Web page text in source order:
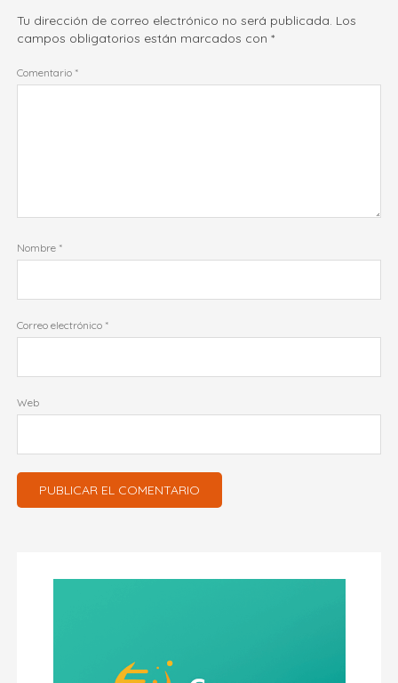
Tu dirección de correo electrónico no será publicada. Los
campos obligatorios están marcados con*
Comentario *
Nombre *
Correo electrónico *
Web